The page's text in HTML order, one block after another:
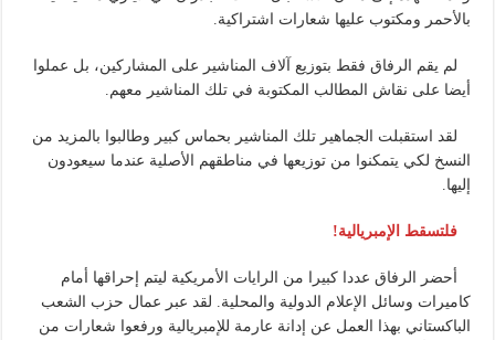
بالأحمر ومكتوب عليها شعارات اشتراكية.
لم يقم الرفاق فقط بتوزيع آلاف المناشير على المشاركين، بل عملوا
أيضا على نقاش المطالب المكتوبة في تلك المناشير معهم.
لقد استقبلت الجماهير تلك المناشير بحماس كبير وطالبوا بالمزيد من
النسخ لكي يتمكنوا من توزيعها في مناطقهم الأصلية عندما سيعودون
إليها.
فلتسقط الإمبريالية!
أحضر الرفاق عددا كبيرا من الرايات الأمريكية ليتم إحراقها أمام
كاميرات وسائل الإعلام الدولية والمحلية. لقد عبر عمال حزب الشعب
الباكستاني بهذا العمل عن إدانة عارمة للإمبريالية ورفعوا شعارات من